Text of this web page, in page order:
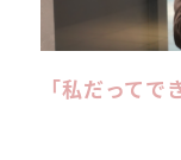
「私だって